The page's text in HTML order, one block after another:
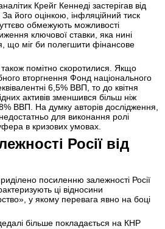
Крейг Кеннеді застерігав від
За його оцінкою, інфляційний тиск
обмежують можливості
ключової ставки, яка нині
що міг би полегшити фінансове
помітно скоротилися. Якщо
вторгнення Фонд національного
6,5% ВВП, то до квітня
активів зменшився більш ніж
ВВП. На думку авторів дослідження,
для виконання ролі
в кризових умовах.
Росії від
посиленню залежності Росії
ці відносини
у якому перевага явно на боці
більше покладається на КНР